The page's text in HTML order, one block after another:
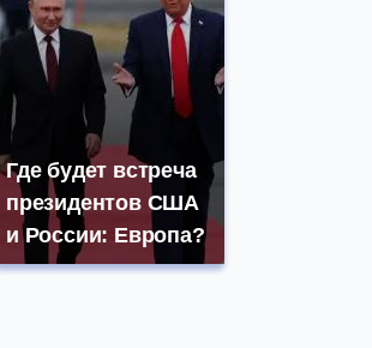
Где будет встреча
президентов США
и России: Европа?